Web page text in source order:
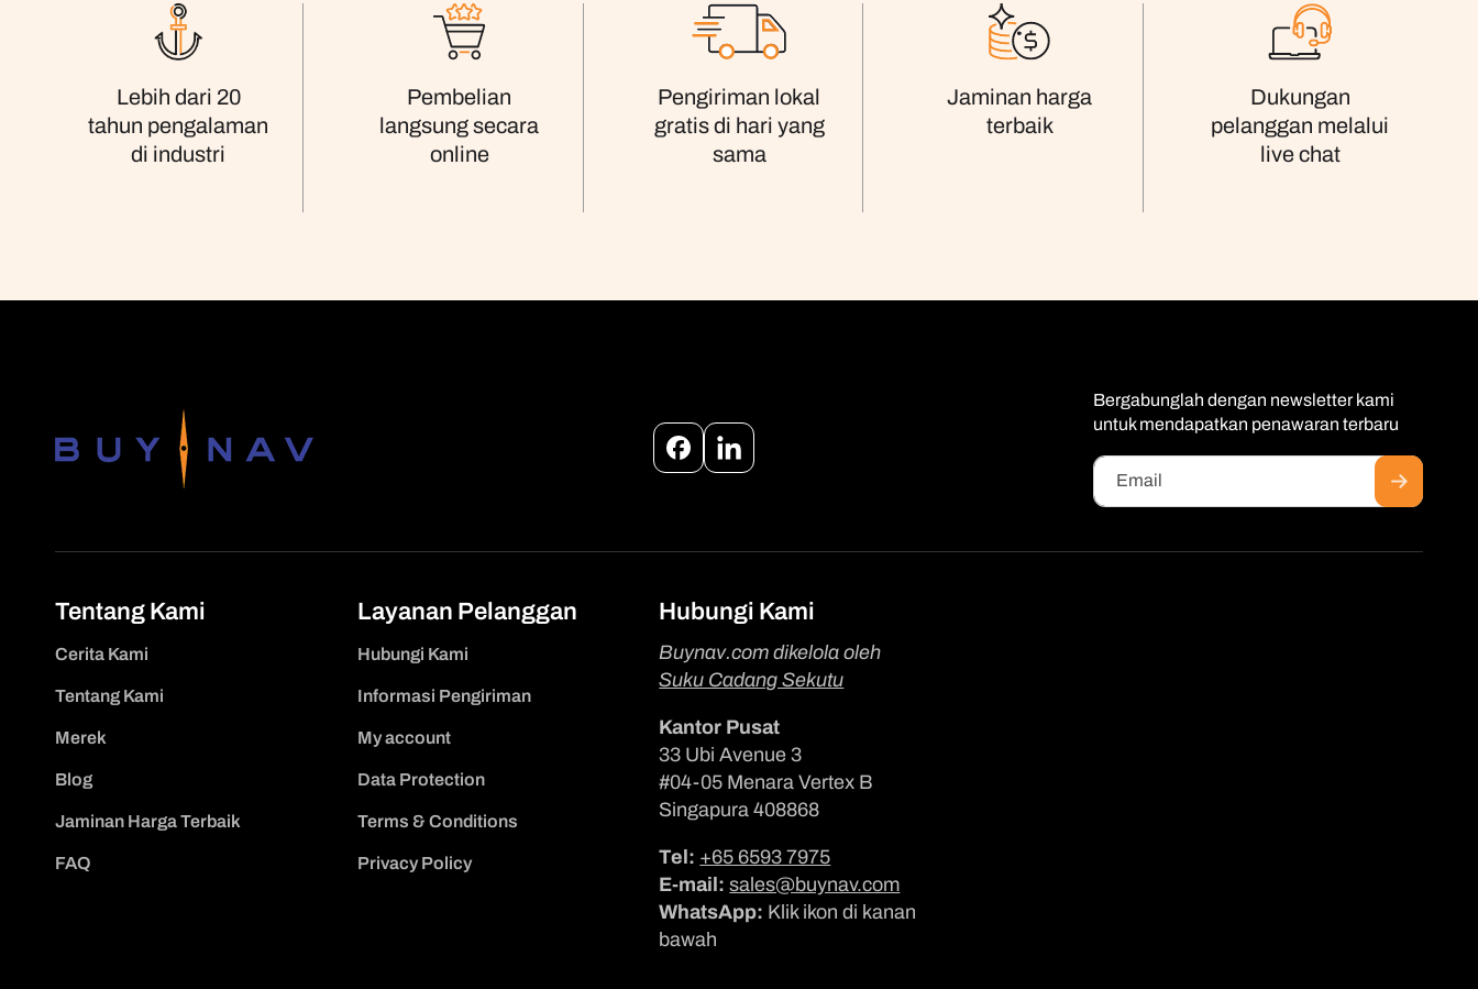
Lebih dari 20
tahun pengalaman
di industri
Pembelian
langsung secara
online
Pengiriman lokal
gratis di hari yang
sama
Jaminan harga
terbaik
Dukungan
pelanggan melalui
live chat
FacebookInstagram
Bergabunglah dengan newsletter kami
untuk mendapatkan penawaran terbaru
Email
Tentang Kami
Cerita Kami
Tentang Kami
Merek
Blog
Jaminan Harga Terbaik
FAQ
Layanan Pelanggan
Hubungi Kami
Informasi Pengiriman
My account
Data Protection
Terms & Conditions
Privacy Policy
Hubungi Kami
Buynav.com dikelola oleh
Suku Cadang Sekutu
Kantor Pusat
33 Ubi Avenue 3
#04-05 Menara Vertex B
Singapura 408868
Tel: +65 6593 7975
E-mail: sales@buynav.com
WhatsApp: Klik ikon di kanan
bawah